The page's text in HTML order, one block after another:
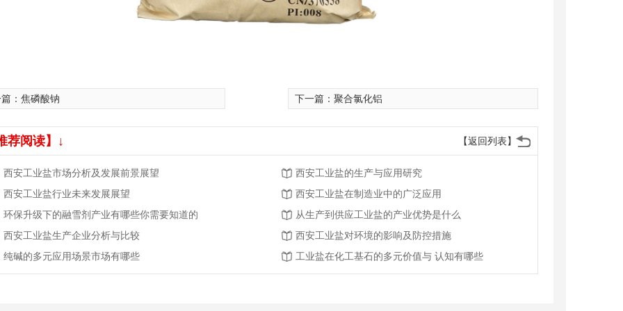
： 焦磷酸钠 下一篇： 聚合氯化铝
【返回列表】
荐阅读】↓
西安工业盐市场分析及发展前景展望
西安工业盐的生产与应用研究
西安工业盐行业未来发展展望
西安工业盐在制造业中的广泛应用
环保升级下的融雪剂产业有哪些你需要知道的
从生产到供应工业盐的产业优势是什么
西安工业盐生产企业分析与比较
西安工业盐对环境的影响及防控措施
纯碱的多元应用场景市场有哪些
工业盐在化工基石的多元价值与 认知有哪些